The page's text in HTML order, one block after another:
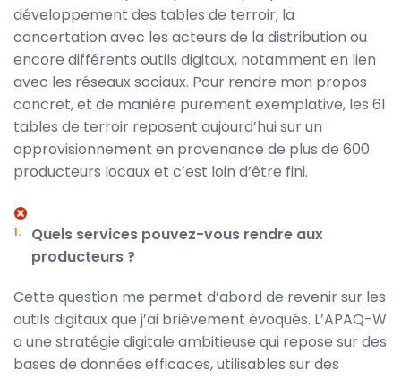
développement des tables de terroir, la
concertation avec les acteurs de la distribution ou
encore différents outils digitaux, notamment en lien
avec les réseaux sociaux. Pour rendre mon propos
concret, et de manière purement exemplative, les 61
tables de terroir reposent aujourd’hui sur un
approvisionnement en provenance de plus de 600
producteurs locaux et c’est loin d’être fini.
Quels services pouvez-vous rendre aux
producteurs ?
Cette question me permet d’abord de revenir sur les
outils digitaux que j’ai brièvement évoqués. L’APAQ-W
a une stratégie digitale ambitieuse qui repose sur des
bases de données efficaces, utilisables sur des